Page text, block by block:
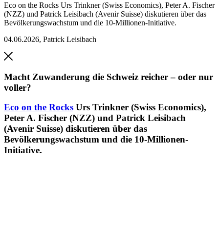
Eco on the Rocks Urs Trinkner (Swiss Economics), Peter A. Fischer
(NZZ) und Patrick Leisibach (Avenir Suisse) diskutieren über das
Bevölkerungswachstum und die 10-Millionen-Initiative.
04.06.2026, Patrick Leisibach
Macht Zuwanderung die Schweiz reicher – oder nur
voller?
Eco on the Rocks Urs Trinkner (Swiss Economics),
Peter A. Fischer (NZZ) und Patrick Leisibach
(Avenir Suisse) diskutieren über das
Bevölkerungswachstum und die 10-Millionen-
Initiative.